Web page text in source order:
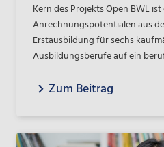
Kern des Projekts Open BWL
Anrechnungspotentialen aus
Erstausbildung für sechs
Ausbildungsberufe auf ein
Zum Beitrag